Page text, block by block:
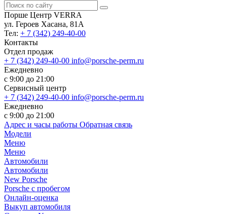
Порше Центр VERRA
ул. Героев Хасана, 81А
Тел: + 7 (342) 249-40-00
Контакты
Отдел продаж
+ 7 (342) 249-40-00 info@porsche-perm.ru
Ежедневно
с 9:00 до 21:00
Сервисный центр
+ 7 (342) 249-40-00 info@porsche-perm.ru
Ежедневно
с 9:00 до 21:00
Адрес и часы работы Обратная связь
Модели
Меню
Меню
Автомобили
Автомобили
New Porsche
Porsche с пробегом
Онлайн-оценка
Выкуп автомобиля